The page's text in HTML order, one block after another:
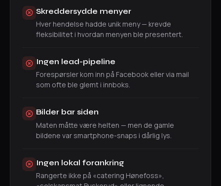
Skreddersydde menyer
Hver hendelse hadde unik meny — krevde
fleksibilitet i hvordan menyen ble presentert.
Ingen lead-pipeline
Forespørsler kom inn på Facebook eller via mail
som ofte ble glemt i innboks.
Bilder bar siden
Maten måtte være helten — men de gamle
bildene var smartphone-snaps i dårlig lys.
Ingen lokal forankring
Rangerte ikke på «catering Hønefoss»,